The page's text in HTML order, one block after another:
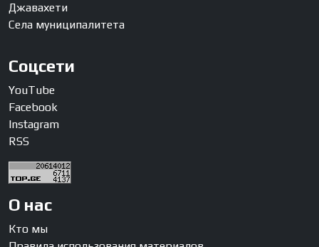
Джавахети
Села муниципалитета
Соцсети
YouTube
Facebook
Instagram
RSS
О нас
Кто мы